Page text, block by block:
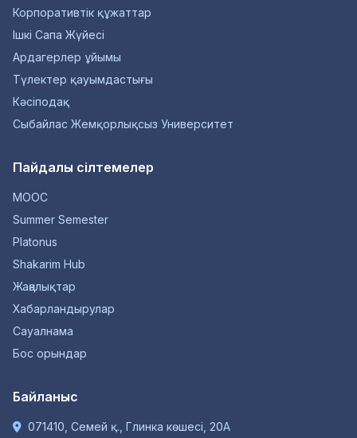
Корпоративтік құжаттар
Ішкі Сапа Жүйесі
Ардагерлер ұйымы
Түлектер қауымдастығы
Кәсіподақ
Сыбайлас Жемқорлықсыз Университет
Пайдалы сілтемелер
MOOC
Summer Semester
Platonus
Shakarim Hub
Жаңалықтар
Хабарландырулар
Сауалнама
Бос орындар
Байланыс
071410, Семей қ., Глинка көшесі, 20А